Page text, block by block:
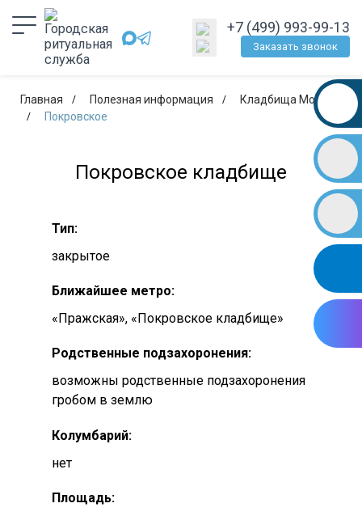
+7 (499) 993-99-13
Заказать звонок
Главная Полезная информация
Кладбища Москвы
Покровское
Покровское кладбище
Тип:
закрытое
Ближайшее метро:
«Пражская», «Покровское кладбище»
Родственные подзахоронения:
возможны родственные подзахоронения
гробом в землю
Колумбарий:
нет
Площадь: